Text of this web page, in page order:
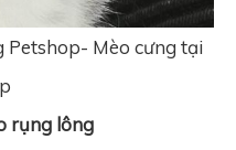
Petshop- Mèo cưng tại
rụng lông